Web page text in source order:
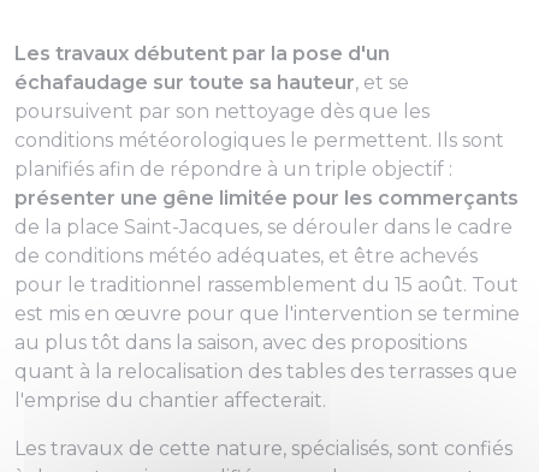
Les travaux débutent par la pose d'un
échafaudage sur toute sa hauteur, et se
poursuivent par son nettoyage dès que les
conditions météorologiques le permettent. Ils sont
planifiés afin de répondre à un triple objectif :
présenter une gêne limitée pour les commerçants
de la place Saint-Jacques, se dérouler dans le cadre
de conditions météo adéquates, et être achevés
pour le traditionnel rassemblement du 15 août. Tout
est mis en œuvre pour que l'intervention se termine
au plus tôt dans la saison, avec des propositions
quant à la relocalisation des tables des terrasses que
l'emprise du chantier affecterait.
Les travaux de cette nature, spécialisés, sont confiés